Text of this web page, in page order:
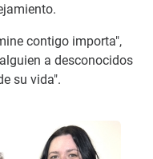
contigo importa",
a desconocidos
su vida".